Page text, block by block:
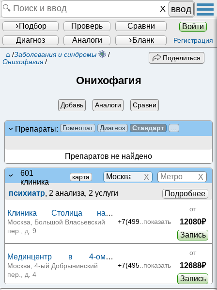
ввод
Подбор Проверь Сравни
Войти
Диагноз
Аналоги Бланк Регистрация
⌂ /Заболевания и синдромы
/
Онихофагия/
Поделиться
Онихофагия
Добавь Аналоги Сравни
Препараты: Гомеопат Диагноз Стандарт
Препаратов не найдено
601
клиника
карта X
X
психиатр, 2 анализа, 2 услуги Подробнее
Клиника Столица на
Арбате
Москва, Большой Власьевский
пер., д. 9
+7(499..показать
от
12080₽
Запись
Мединцентр в 4-ом
Добрынинском переулке
Москва, 4-ый Добрынинский
пер., д. 4
+7(495..показать
от
12688₽
Запись